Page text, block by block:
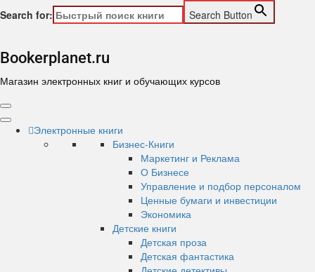
Search for:
Search Button
to
Bookerplanet.ru
Магазин электронных книг и обучающих курсов
Primary
Menu Электронные книги
Бизнес-Книги
Маркетинг и Реклама
О Бизнесе
Управление и подбор персоналом
Ценные бумаги и инвестиции
Экономика
Детские книги
Детская проза
Детская фантастика